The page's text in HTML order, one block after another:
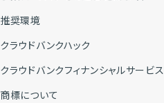
推奨環境
クラウドバンクハック
クラウドバンクフィナンシャルサービス
商標について